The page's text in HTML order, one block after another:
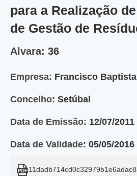
para a Realização
de Gestão de
Alvara: 36
Empresa: Francisco
Concelho: Setúbal
Data de Emissão: 12/07/2011
Data de Validade: 05/05/2016